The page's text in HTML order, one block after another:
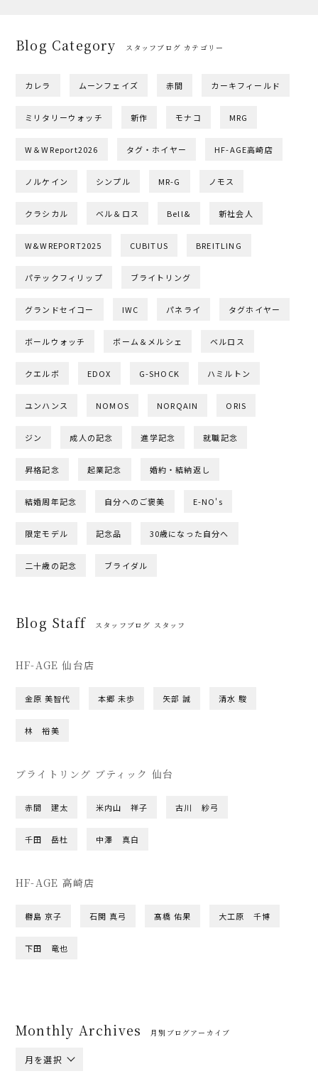
Blog Category スタッフブログ カテゴリー
カレラ ムーンフェイズ 赤間 カーキフィールド
ミリタリーウォッチ 新作 モナコ MRG
W＆WReport2026 タグ・ホイヤー HF-AGE高崎店
ノルケイン シンプル MR-G ノモス
クラシカル ベル＆ロス Bell& 新社会人
W&WREPORT2025 CUBITUS BREITLING
パテックフィリップ ブライトリング
グランドセイコー IWC パネライ タグホイヤー
ボールウォッチ ボーム＆メルシェ ベルロス
クエルボ EDOX G-SHOCK ハミルトン
ユンハンス NOMOS NORQAIN ORIS
ジン 成人の記念 進学記念 就職記念
昇格記念 起業記念 婚約・結納返し
結婚周年記念 自分へのご褒美 E-NO's
限定モデル 記念品 30歳になった自分へ
二十歳の記念 ブライダル
Blog Staff スタッフブログ スタッフ
HF-AGE 仙台店
金原 美智代 本郷 未歩 矢部 誠 清水 駿
林 裕美
ブライトリング ブティック 仙台
赤間 建太 米内山 祥子 古川 紗弓
千田 岳杜 中澤 真白
HF-AGE 高崎店
橳島 京子 石関 真弓 髙橋 佑果 大工原 千博
下田 竜也
Monthly Archives 月別ブログアーカイブ
月を選択